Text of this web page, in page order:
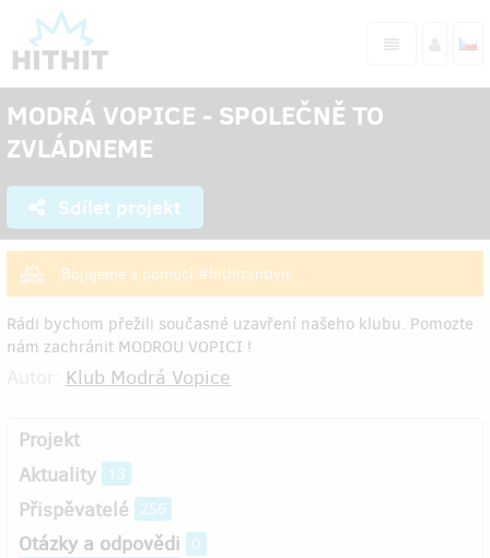
MODRÁ VOPICE - SPOLEČNĚ TO
ZVLÁDNEME
Sdílet projekt
Bojujeme s pomocí #hithitantivir
Rádi bychom přežili současné uzavření našeho klubu. Pomozte
nám zachránit MODROU VOPICI !
Klub Modrá Vopice
Projekt
Aktuality
13
Přispěvatelé 256
Otázky a odpovědi 0